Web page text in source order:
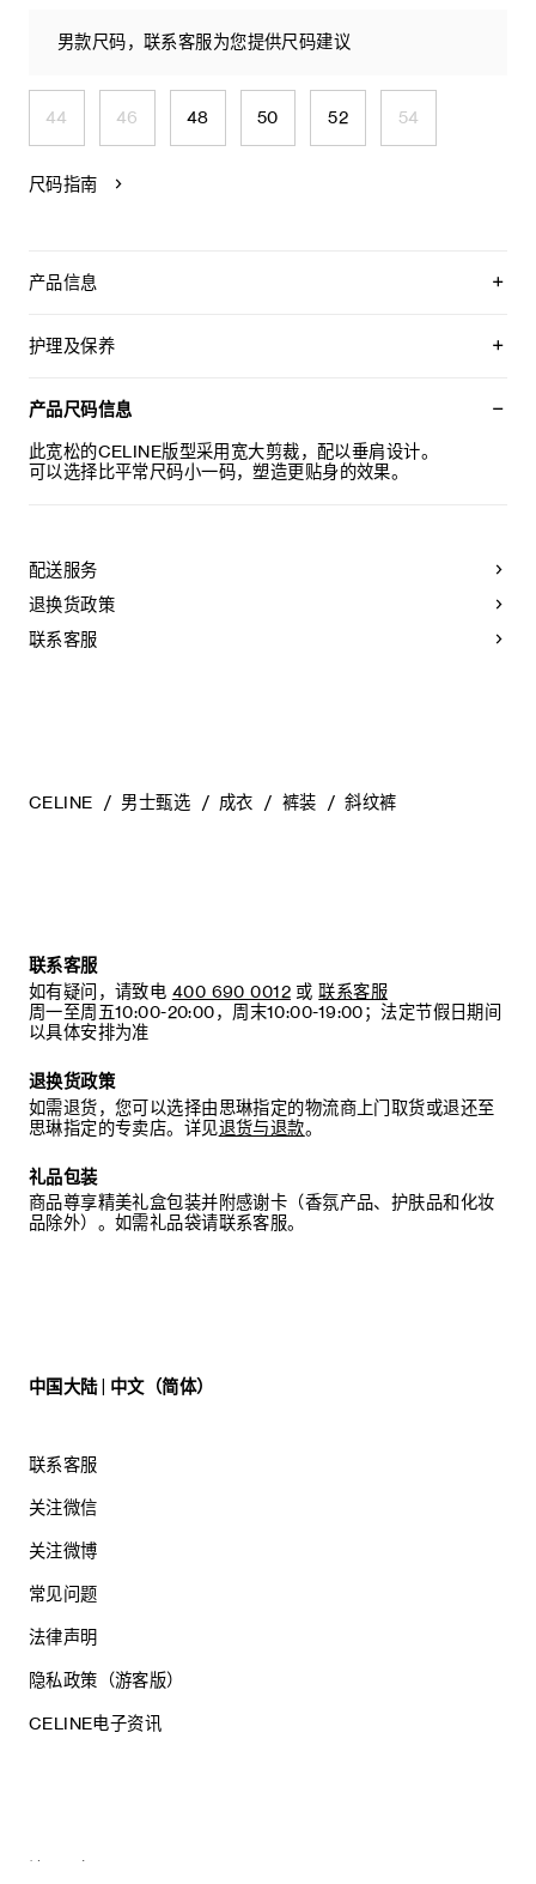
男款尺码，联系客服为您提供尺码建议
44 46 48 50 52 54
尺码指南
产品信息
宽松版型
2个侧袋，背面2个翻盖口袋，饰牛角扣
拉链和钩眼扣开合
意大利制造
编号：RP0EZ1042.GDG8
护理及保养
仅使用不含漂白剂的洗衣产品。
最高熨烫温度：110°C / 230°F
不可使用蒸汽。
产品尺码信息
此宽松的CELINE版型采用宽大剪裁，配以垂肩设计。
可以选择比平常尺码小一码，塑造更贴身的效果。
配送服务
退换货政策
联系客服
CELINE 男士甄选 成衣 裤装 斜纹裤
联系客服
如有疑问，请致电 400 690 0012 或 联系客服
周一至周五10:00-20:00，周末10:00-19:00；法定节假日期间
以具体安排为准
退换货政策
如需退货，您可以选择由思琳指定的物流商上门取货或退还至
思琳指定的专卖店。详见退货与退款。
礼品包装
商品尊享精美礼盒包装并附感谢卡（香氛产品、护肤品和化妆
品除外）。如需礼品袋请联系客服。
中国大陆 | 中文（简体）
联系客服
关注微信
关注微博
常见问题
法律声明
隐私政策（游客版）
CELINE电子资讯